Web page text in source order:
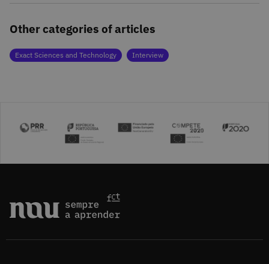
Other categories of articles
Exact Sciences and Technology Interview